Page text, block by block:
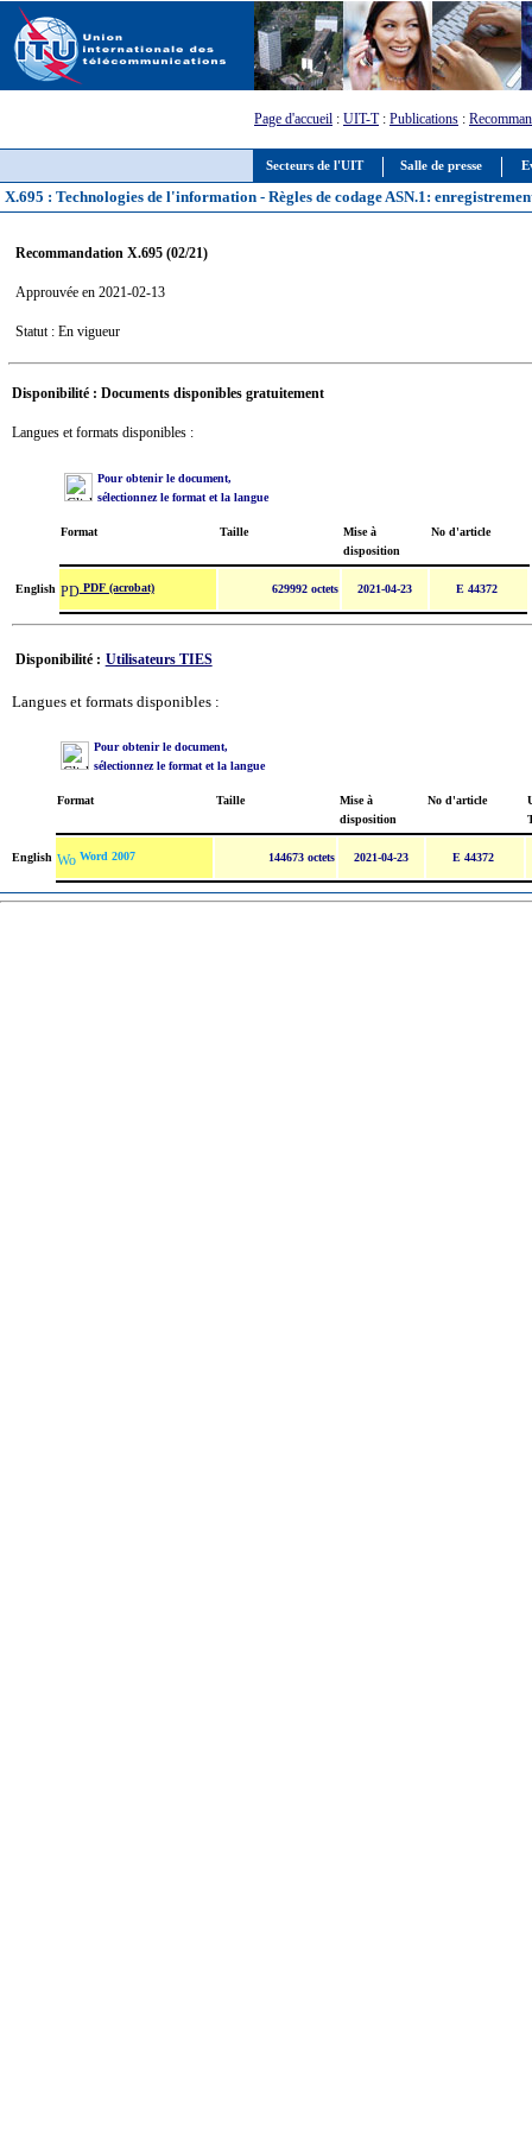
Secteurs de l'UIT Salle de presse
Page d'accueil : UIT-T: Publications :
X.695 : Technologies de l'information - Règles de codage ASN.1:
Recommandation X.695 (02/21)
Approuvée en 2021-02-13
Statut : En vigueur
Disponibilité : Documents disponibles gratuitement
Langues et formats disponibles :
Pour obtenir le document,
sélectionnez le format et la langue
Format Taille
Mise à
disposition
No d'article
English PDF (acrobat) 629992 octets 2021-04-23 E 44372
Disponibilité : Utilisateurs TIES
Langues et formats disponibles :
Pour obtenir le document,
sélectionnez le format et la langue
Format Taille
Mise à
disposition
No d'article
English Word 2007 144673 octets 2021-04-23 E 44372